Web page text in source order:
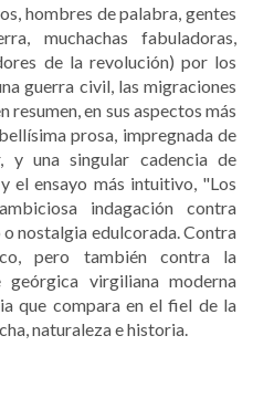
hombres de palabra, gentes
muchachas fabuladoras,
de la revolución) por los
guerra civil, las migraciones
resumen, en sus aspectos más
prosa, impregnada de
y una singular cadencia de
el ensayo más intuitivo, "Los
indagación contra
nostalgia edulcorada. Contra
pero también contra la
virgiliana moderna
que compara en el fiel de la
naturaleza e historia.